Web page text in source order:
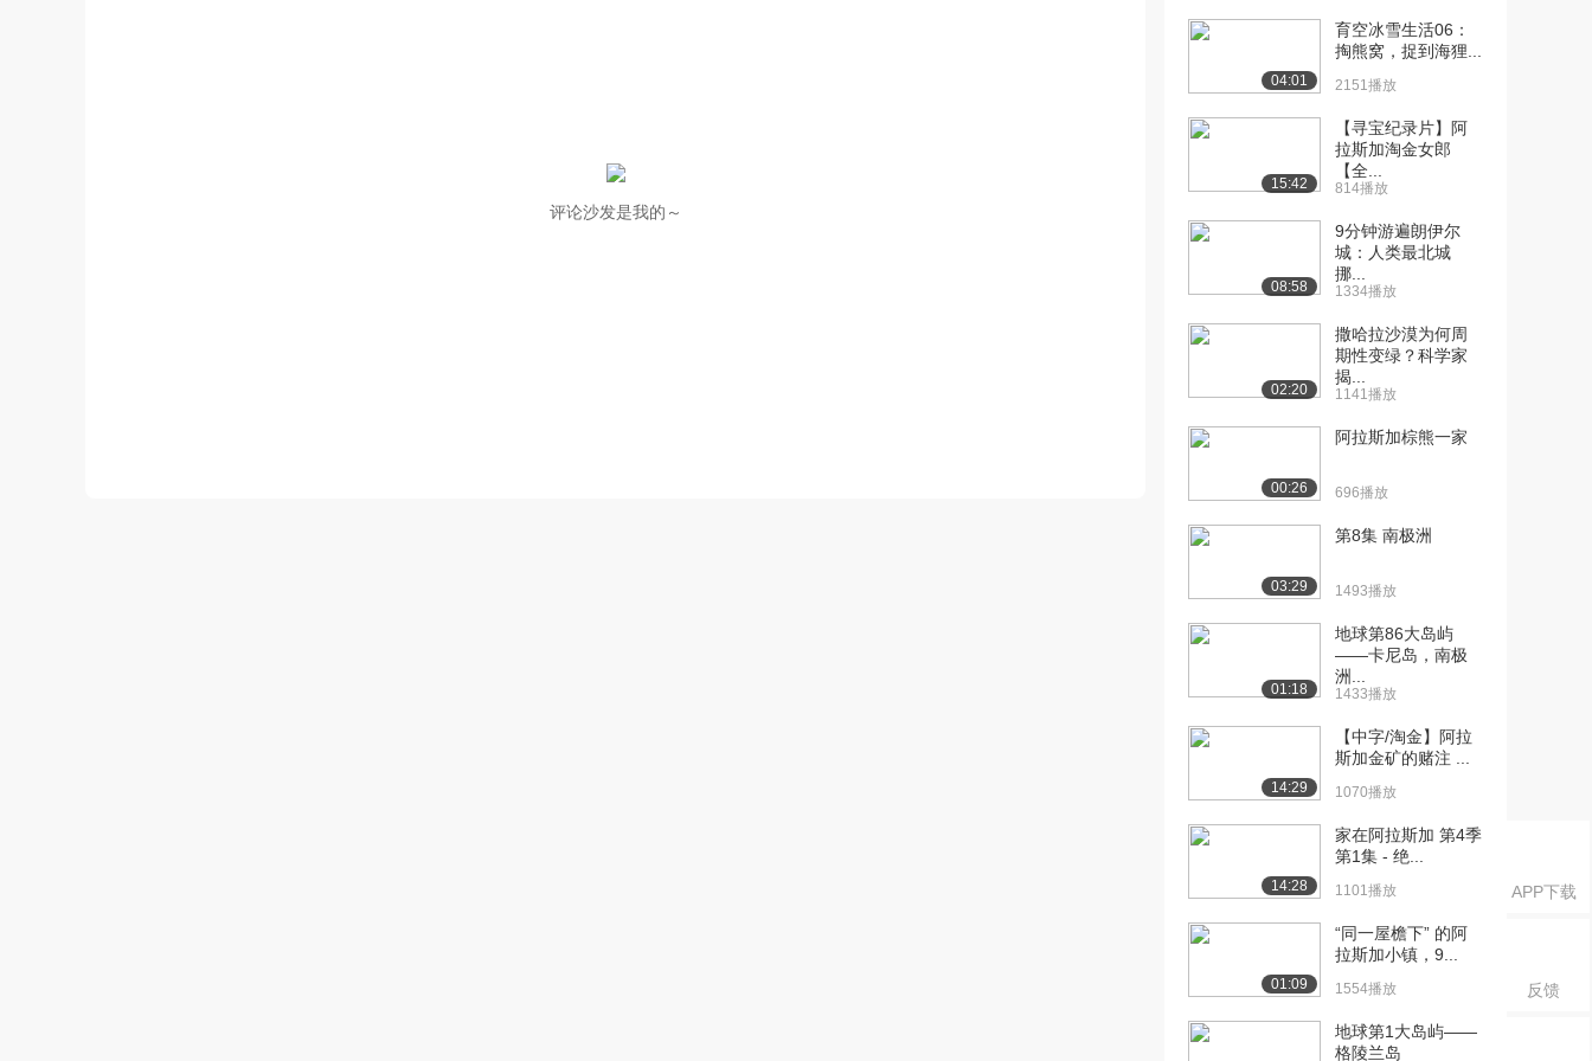
APP下载
反馈
评论沙发是我的～
[10] 阿拉斯加终极求生：
17:40
[11] 阿拉斯加终极求生：
17:34
[12] 阿拉斯加终极求生：
17:47
[13] 阿拉斯加终极求生：
第5集 深入熊穴...
17:47
第5集 深入熊穴...
第6集 不毛荒岛...
第6集 不毛荒岛...
[17] 阿拉斯加终极求生：
第6集 不毛荒岛...
1292播放
[18] 阿拉斯加终极求生：
第8集 铤而走险...
4051播放
[19] 阿拉斯加终极求生：
843播放
[20] 阿拉斯加终极求生：
1357播放
04:01
育空冰雪生活06：
掏熊窝，捉到海狸...
2151播放
15:42
【寻宝纪录片】阿
拉斯加淘金女郎
【全...
814播放
08:58
9分钟游遍朗伊尔
城：人类最北城
挪...
1334播放
02:20
撒哈拉沙漠为何周
期性变绿？科学家
揭...
1141播放
00:26
阿拉斯加棕熊一家
696播放
03:29
第8集 南极洲
1493播放
01:18
地球第86大岛屿
——卡尼岛，南极
洲...
1433播放
14:29
【中字/淘金】阿拉
斯加金矿的赌注 ...
1070播放
14:28
家在阿拉斯加 第4季
第1集 - 绝...
1101播放
01:09
“同一屋檐下” 的阿
拉斯加小镇，9...
1554播放
地球第1大岛屿——
格陵兰岛